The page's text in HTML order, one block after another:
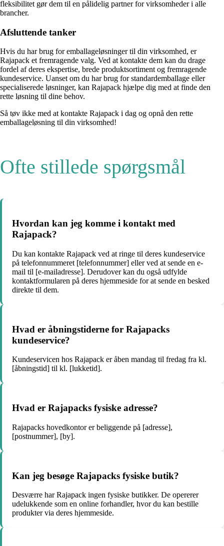
fleksibilitet gør dem til en pålidelig partner for virksomheder i alle
brancher.
Afsluttende tanker
Hvis du har brug for emballageløsninger til din virksomhed, er
Rajapack et fremragende valg. Ved at kontakte dem kan du drage
fordel af deres ekspertise, brede produktsortiment og fremragende
kundeservice. Uanset om du har brug for standardemballage eller
specialiserede løsninger, kan Rajapack hjælpe dig med at finde den
rette løsning til dine behov.
Så tøv ikke med at kontakte Rajapack i dag og opnå den rette
emballageløsning til din virksomhed!
Ofte stillede spørgsmål
Hvordan kan jeg komme i kontakt med
Rajapack?
Du kan kontakte Rajapack ved at ringe til deres kundeservice
på telefonnummeret [telefonnummer] eller ved at sende en e-
mail til [e-mailadresse]. Derudover kan du også udfylde
kontaktformularen på deres hjemmeside for at sende en besked
direkte til dem.
Hvad er åbningstiderne for Rajapacks
kundeservice?
Kundeservicen hos Rajapack er åben mandag til fredag fra kl.
[åbningstid] til kl. [lukketid].
Hvad er Rajapacks fysiske adresse?
Rajapacks hovedkontor er beliggende på [adresse],
[postnummer], [by].
Kan jeg besøge Rajapacks fysiske butik?
Desværre har Rajapack ingen fysiske butikker. De opererer
udelukkende som en online forhandler, hvor du kan bestille
produkter via deres hjemmeside.